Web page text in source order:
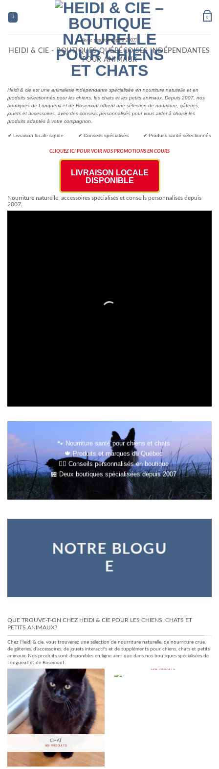
Avec passion depuis 2007!
0
HEIDI & CIE - BOUTIQUES QUÉBÉCOISES INDÉPENDANTES
POUR ANIMAUX
Heidi & cie est une animalerie indépendante spécialisée en nourriture naturelle et en
produits sélectionnés pour les chiens, les chats et les petits animaux. Depuis 2007, nos
boutiques de Longueuil et de Rosemont offrent une sélection de nourriture, gâteries,
jouets et accessoires, avec des conseils personnalisés pour vous aider à choisir les
produits adaptés à votre compagnon.
✔ Livraison locale rapide ✔ Conseils spécialisés ✔ Produits santé sélectionnés
CLIQUEZ ICI POUR VOIR NOS PROMOTIONS EN COURS
LIVRAISON LOCALE
DISPONIBLE
Nourriture naturelle, accessoires spécialisés et conseils personnalisés depuis
2007.
SPÉCIALISÉE POUR
🐾 Nourriture santé pour chiens et chats
🍁 Produits et marques du Québec
👩‍⚕️ Conseils personnalisés en boutique
🏪 Deux boutiques spécialisées depuis 2007
NOTRE BLOGU
E
QUE TROUVE-T-ON CHEZ HEIDI & CIE POUR LES CHIENS, CHATS ET
PETITS ANIMAUX?
Chez Heidi & cie, vous trouverez une sélection de nourriture naturelle, de nourriture crue,
de gâteries, d’accessoires, de jouets interactifs et de suppléments pour chiens, chats et petits
animaux. Nos produits sont disponibles en ligne ainsi que dans nos boutiques spécialisées de
Longueuil et de Rosemont.
CHAT
508 PRODUITS
1351 PRODUITS